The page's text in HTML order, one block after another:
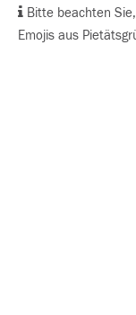
Bitte beachten
Emojis aus